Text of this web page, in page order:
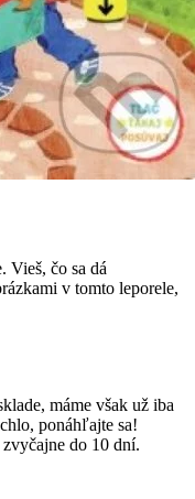
Vieš, čo sa dá
v tomto leporele,
máme však už iba
ponáhľajte sa!
do 10 dní.